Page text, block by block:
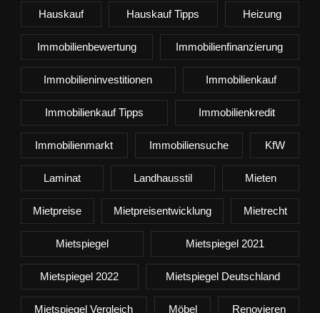
Hauskauf Hauskauf Tipps Heizung
Immobilienbewertung Immobilienfinanzierung
Immobilieninvestitionen Immobilienkauf
Immobilienkauf Tipps Immobilienkredit
Immobilienmarkt Immobiliensuche KfW
Laminat Landhausstil Mieten
Mietpreise Mietpreisentwicklung Mietrecht
Mietspiegel Mietspiegel 2021
Mietspiegel 2022 Mietspiegel Deutschland
Mietspiegel Vergleich Möbel Renovieren